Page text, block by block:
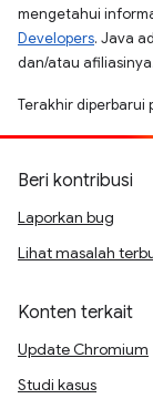
mengetahui
Developers. Java
dan/atau afiliasinya.
Terakhir diperbarui
Beri kontribusi
Laporkan bug
Lihat masalah
Konten terkait
Update Chromium
Studi kasus